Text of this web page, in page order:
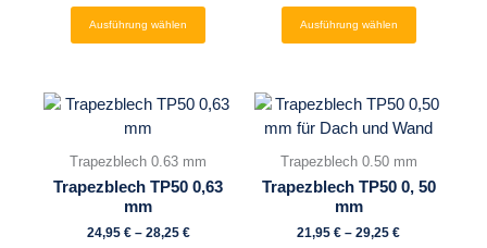
Ausführung wählen
der
Produktseite
Ausführung wählen
der
Produktseite
Trapezblech 0.63 mm
Trapezblech TP50 0,63
mm
24,95 €– 28,25 €
Dieses
Produkt
Varianten
Trapezblech 0.50 mm
Trapezblech TP50 0, 50
mm
21,95€ –29,25€
Dieses
Produkt
Varianten